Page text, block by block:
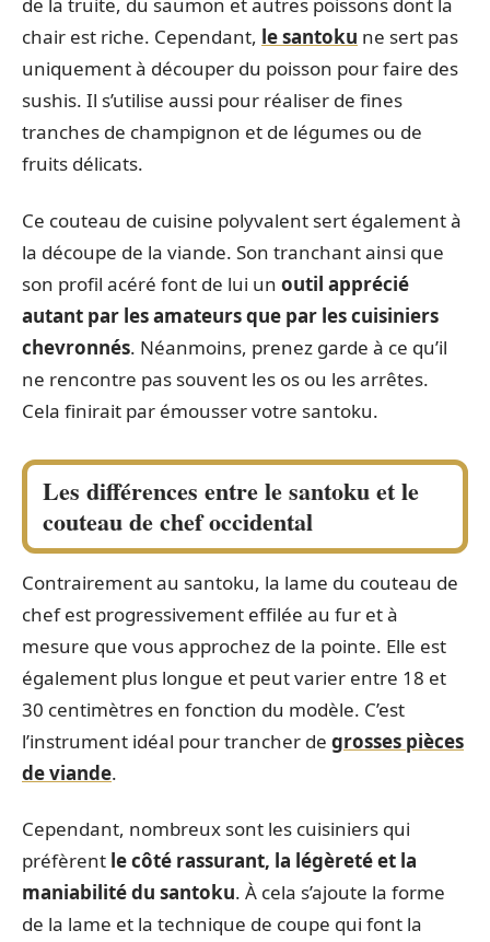
chair est riche. Cependant, le santoku ne sert pas
uniquement à découper du poisson pour faire des
sushis. Il s’utilise aussi pour réaliser de fines
tranches de champignon et de légumes ou de
fruits délicats.
Ce couteau de cuisine polyvalent sert également à
la découpe de la viande. Son tranchant ainsi que
son profil acéré font de lui un outil apprécié
autant par les amateurs que par les cuisiniers
chevronnés. Néanmoins, prenez garde à ce qu’il
ne rencontre pas souvent les os ou les arrêtes.
Cela finirait par émousser votre santoku.
Les différences entre le santoku et le
couteau de chef occidental
Contrairement au santoku, la lame du couteau de
chef est progressivement effilée au fur et à
mesure que vous approchez de la pointe. Elle est
également plus longue et peut varier entre 18 et
30 centimètres en fonction du modèle. C’est
l’instrument idéal pour trancher de grosses pièces
de viande.
Cependant, nombreux sont les cuisiniers qui
préfèrent le côté rassurant, la légèreté et la
maniabilité du santoku. À cela s’ajoute la forme
de la lame et la technique de coupe qui font la